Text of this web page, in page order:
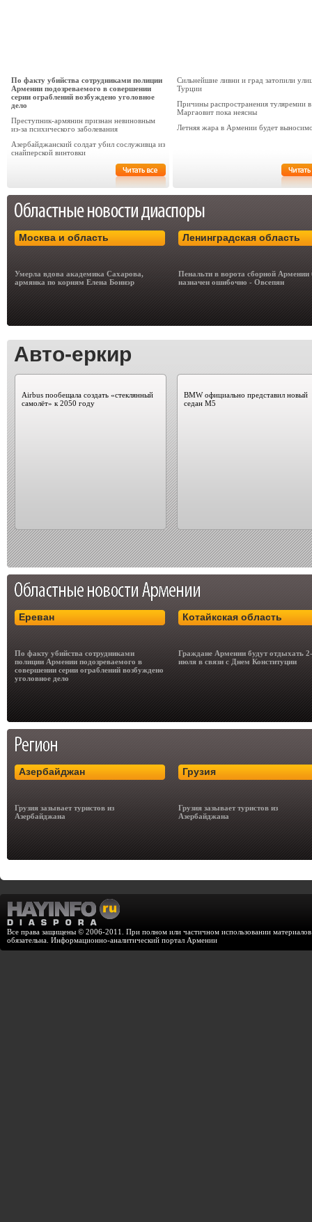
По факту убийства сотрудниками полиции
Армении подозреваемого в совершении
серии ограблений возбуждено уголовное
дело
Преступник-армянин признан невиновным
из-за психического заболевания
Азербайджанский солдат убил сослуживца из
снайперской винтовки
Сильнейшие ливни и град затопили
Турции
Причины распространения туляремии в
Маргаовит пока неясны
Летняя жара в Армении будет
Москва и область
Умерла вдова академика Сахарова,
армянка по корням Елена Боннэр
Ленинградская область
Пенальти в ворота сборной
назначен ошибочно - Овсепян
Авто-еркир
Airbus пообещала создать «стеклянный
самолёт» к 2050 году
BMW официально представил новый
седан M5
Ереван
По факту убийства сотрудниками
полиции Армении подозреваемого в
совершении серии ограблений возбуждено
уголовное дело
Котайкская область
Граждане Армении будут отдыхать
июля в связи с Днем Конституции
Азербайджан
Грузия зазывает туристов из
Азербайджана
Грузия
Грузия зазывает туристов из
Азербайджана
Все права защищены © 2006-2011. При полном или частичном использовании
обязательна. Информационно-аналитический портал Армении